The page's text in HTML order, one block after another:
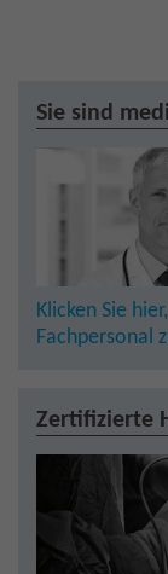
Sie sind
Klicken Sie
Fachpersonal
Zertifizierte